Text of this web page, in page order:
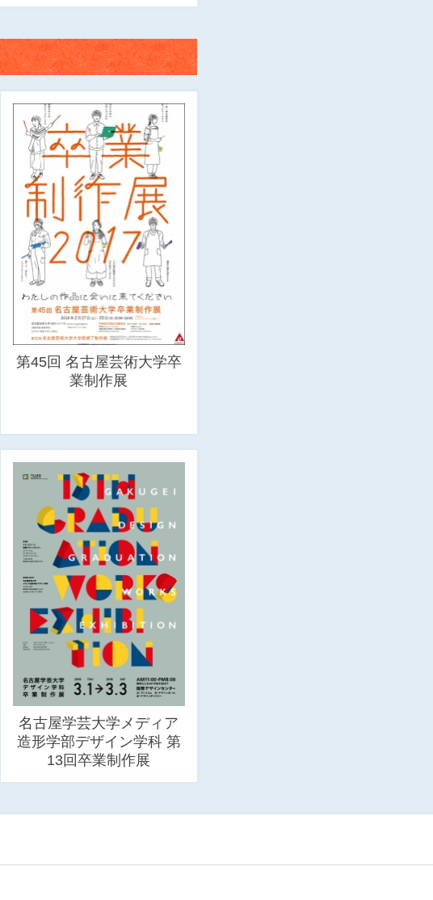
第45回 名古屋芸術大学卒
業制作展
名古屋学芸大学メディア
造形学部デザイン学科 第
13回卒業制作展